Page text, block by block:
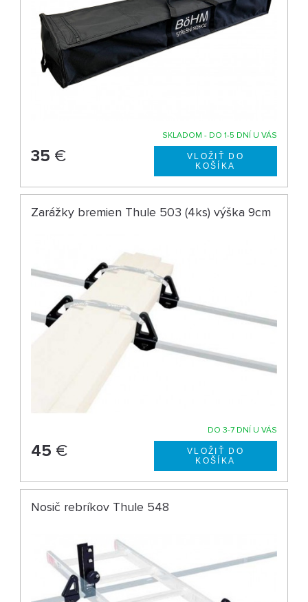
SKLADOM - DO 1-5 DNÍ U VÁS
35 €
Zarážky bremien Thule 503 (4ks) výška 9cm
DO 3-7 DNÍ U VÁS
45 €
Nosič rebríkov Thule 548